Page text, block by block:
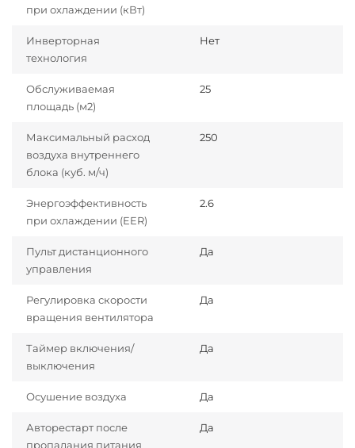
при охлаждении (кВт)
Инверторная
технология
Нет
Обслуживаемая
площадь (м2)
25
Максимальный расход
воздуха внутреннего
блока (куб. м/ч)
250
Энергоэффективность
при охлаждении (EER)
2.6
Пульт дистанционного
управления
Да
Регулировка скорости
вращения вентилятора
Да
Таймер включения/
выключения
Да
Осушение воздуха Да
Авторестарт после
пропадания питания
Да